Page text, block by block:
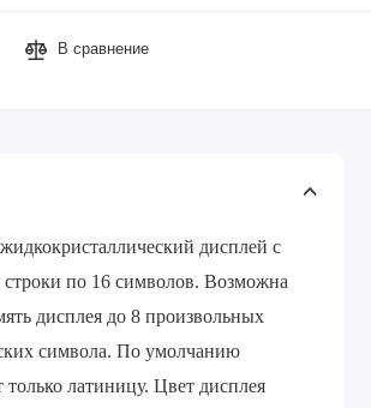
В сравнение
дисплей с
строки по 16 символов. Возможна
дисплея до 8 произвольных
символа. По умолчанию
только латиницу. Цвет дисплея